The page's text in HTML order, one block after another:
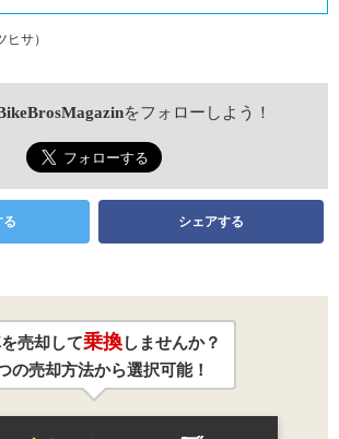
ヒサ）
をフォローしよう！
る シェアする
売却して乗換しませんか？
の売却方法から選択可能！